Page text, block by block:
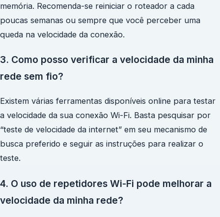
memória. Recomenda-se reiniciar o roteador a cada
poucas semanas ou sempre que você perceber uma
queda na velocidade da conexão.
3. Como posso verificar a velocidade da minha
rede sem fio?
Existem várias ferramentas disponíveis online para testar
a velocidade da sua conexão Wi-Fi. Basta pesquisar por
“teste de velocidade da internet” em seu mecanismo de
busca preferido e seguir as instruções para realizar o
teste.
4. O uso de repetidores Wi-Fi pode melhorar a
velocidade da minha rede?